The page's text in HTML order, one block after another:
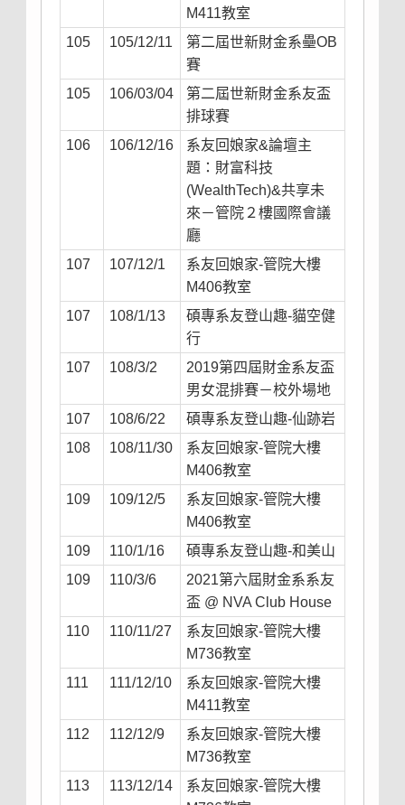
M411教室
105
105/12/11
第二屆世新財金系壘OB
賽
105
106/03/04
第二屆世新財金系友盃
排球賽
106
106/12/16
系友回娘家&論壇主
題：財富科技
(WealthTech)&共享未
來－管院２樓國際會議
廳
107
107/12/1
系友回娘家-管院大樓
M406教室
107
108/1/13
碩專系友登山趣-貓空健
行
107
108/3/2
2019第四屆財金系友盃
男女混排賽－校外場地
107
108/6/22
碩專系友登山趣-仙跡岩
108
108/11/30
系友回娘家-管院大樓
M406教室
109
109/12/5
系友回娘家-管院大樓
M406教室
109
110/1/16
碩專系友登山趣-和美山
109
110/3/6
2021第六屆財金系系友
盃 @ NVA Club House
110
110/11/27
系友回娘家-管院大樓
M736教室
111
111/12/10
系友回娘家-管院大樓
M411教室
112
112/12/9
系友回娘家-管院大樓
M736教室
113
113/12/14
系友回娘家-管院大樓